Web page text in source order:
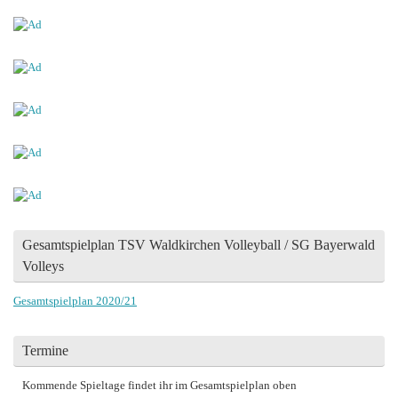
Gesamtspielplan TSV Waldkirchen Volleyball / SG Bayerwald
Volleys
Gesamtspielplan 2020/21
Termine
Kommende Spieltage findet ihr im Gesamtspielplan oben